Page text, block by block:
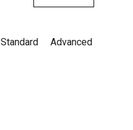
Standard Advanced